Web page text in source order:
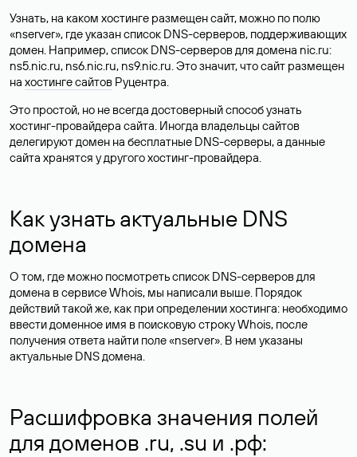
Узнать, на каком хостинге размещен сайт, можно по полю
«nserver», где указан список DNS-серверов, поддерживающих
домен. Например, список DNS-серверов для домена nic.ru:
ns5.nic.ru, ns6.nic.ru, ns9.nic.ru. Это значит, что сайт размещен
на хостинге сайтов Руцентра.
Это простой, но не всегда достоверный способ узнать
хостинг-провайдера сайта. Иногда владельцы сайтов
делегируют домен на бесплатные DNS-серверы, а данные
сайта хранятся у другого хостинг-провайдера.
Как узнать актуальные DNS
домена
О том, где можно посмотреть список DNS-серверов для
домена в сервисе Whois, мы написали выше. Порядок
действий такой же, как при определении хостинга: необходимо
ввести доменное имя в поисковую строку Whois, после
получения ответа найти поле «nserver». В нем указаны
актуальные DNS домена.
Расшифровка значения полей
для доменов .ru, .su и .рф: